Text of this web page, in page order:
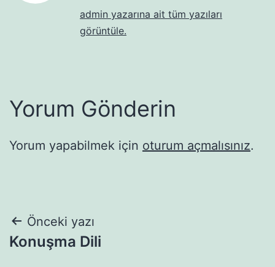
admin yazarına ait tüm yazıları
görüntüle.
Yorum Gönderin
Yorum yapabilmek için oturum açmalısınız.
Yazı
gezinmesi
Önceki yazı
Konuşma Dili